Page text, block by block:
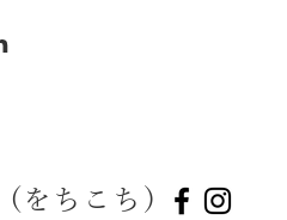
(をちこち)